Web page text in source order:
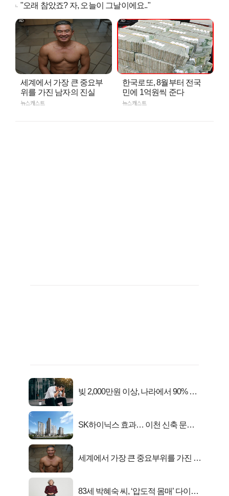
"오래 참았죠? 자, 오늘이 그날이에요.."
세계에서 가장 큰 중요부
위를 가진 남자의 진실
뉴스캐스트
한국로또, 8월부터 전국
민에 1억원씩 준다
뉴스캐스트
빚 2,000만원 이상, 나라에서 90% 갚
SK하이닉스 효과… 이천 신축 문의
세계에서 가장 큰 중요부위를 가진 남
83세 박혜숙 씨, ‘압도적 몸매’ 다이어